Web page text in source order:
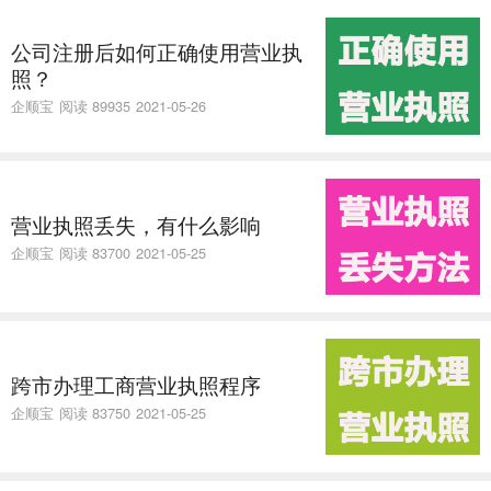
公司注册后如何正确使用营业执
照？
企顺宝 阅读 89935 2021-05-26
营业执照丢失，有什么影响
企顺宝 阅读 83700 2021-05-25
跨市办理工商营业执照程序
企顺宝 阅读 83750 2021-05-25